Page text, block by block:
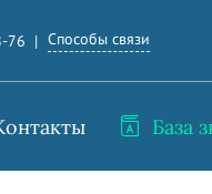
76 Способы связи
База